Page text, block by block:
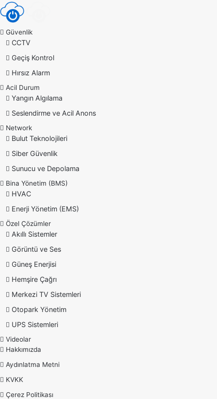
Güvenlik
CCTV
Geçiş Kontrol
Hırsız Alarm
Acil Durum
Yangın Algılama
Seslendirme ve Acil Anons
Network
Bulut Teknolojileri
Siber Güvenlik
Sunucu ve Depolama
Bina Yönetim (BMS)
HVAC
Enerji Yönetim (EMS)
Özel Çözümler
Akıllı Sistemler
Görüntü ve Ses
Güneş Enerjisi
Hemşire Çağrı
Merkezi TV Sistemleri
Otopark Yönetim
UPS Sistemleri
Videolar
Hakkımızda
Aydınlatma Metni
KVKK
Çerez Politikası